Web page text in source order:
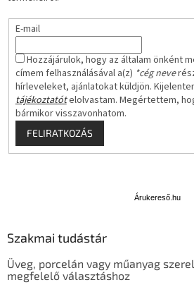
E-mail
Hozzájárulok, hogy az általam önként
címem felhasználásával a(z) *cég neve
hírleveleket, ajánlatokat küldjön.
tájékoztatótelolvastam. Megértettem,
bármikor visszavonhatom.
FELIRATKOZÁS
s
ő
Árukereső.hu
Szakmai tudástár
Üveg, porcelán vagy műanyag
megfelelő választáshoz